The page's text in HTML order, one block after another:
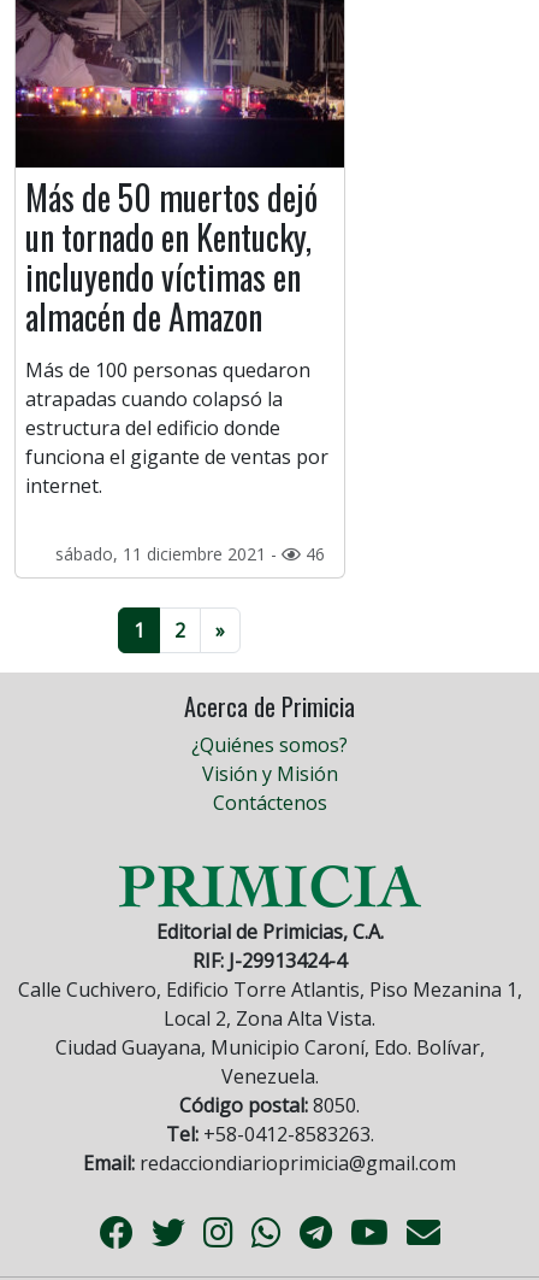
Más de 50 muertos dejó
un tornado en Kentucky,
incluyendo víctimas en
almacén de Amazon
Más de 100 personas quedaron
atrapadas cuando colapsó la
estructura del edificio donde
funciona el gigante de ventas por
internet.
sábado, 11 diciembre 2021 - 46
1 2 »
Acerca de Primicia
¿Quiénes somos?
Visión y Misión
Contáctenos
Editorial de Primicias, C.A.
RIF: J-29913424-4
Calle Cuchivero, Edificio Torre Atlantis, Piso Mezanina 1,
Local 2, Zona Alta Vista.
Ciudad Guayana, Municipio Caroní, Edo. Bolívar,
Venezuela.
Código postal:8050.
Tel:+58-0412-8583263.
Email: redacciondiarioprimicia@gmail.com